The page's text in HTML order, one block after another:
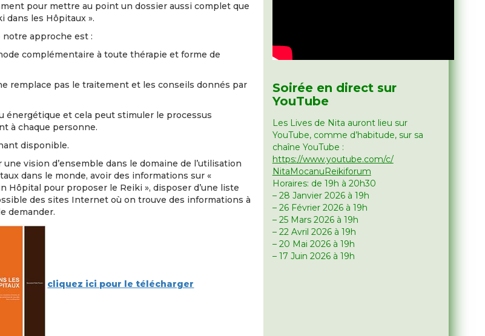
pour mettre au point un dossier aussi complet que
dans les Hôpitaux ».
approche est :
complémentaire à toute thérapie et forme de
remplace pas le traitement et les conseils donnés par
énergétique et cela peut stimuler le processus
à chaque personne.
disponible.
une vision d’ensemble dans le domaine de l’utilisation
dans le monde, avoir des informations sur «
Hôpital pour proposer le Reiki », disposer d’une liste
des sites Internet où on trouve des informations à
demander.
cliquez ici pour le télécharger
Soirée en direct sur
YouTube
Les Lives de Nita auront lieu sur
YouTube, comme d’habitude, sur sa
chaîne YouTube :
https://www.youtube.com/c/
NitaMocanuReikiforum
Horaires: de 19h à 20h30
– 28 Janvier 2026 à 19h
– 26 Février 2026 à 19h
– 25 Mars 2026 à 19h
– 22 Avril 2026 à 19h
– 20 Mai 2026 à 19h
– 17 Juin 2026 à 19h